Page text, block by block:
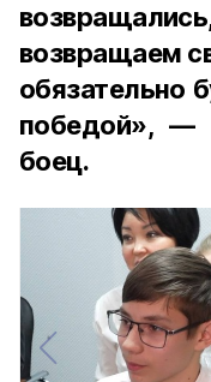
возвращаем
обязательно
победой», —
боец.